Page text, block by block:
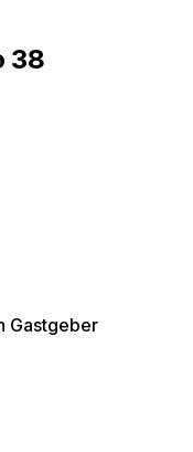
38
Gastgeber